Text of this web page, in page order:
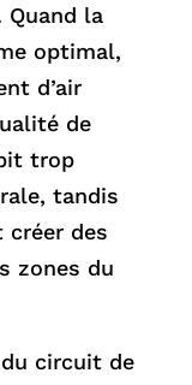
Quand la
optimal,
d’air
de
trop
tandis
créer des
zones du
du circuit de